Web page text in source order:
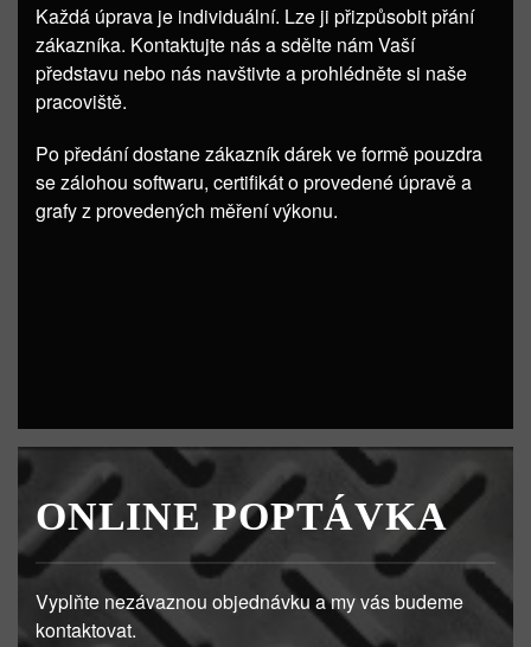
Každá úprava je individuální. Lze ji přizpůsobit přání
zákazníka. Kontaktujte nás a sdělte nám Vaší
představu nebo nás navštivte a prohlédněte si naše
pracoviště.
Po předání dostane zákazník dárek ve formě pouzdra
se zálohou softwaru, certifikát o provedené úpravě a
grafy z provedených měření výkonu.
ONLINE POPTÁVKA
Vyplňte nezávaznou objednávku a my vás budeme
kontaktovat.